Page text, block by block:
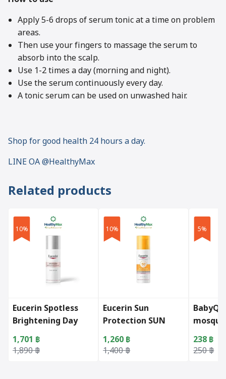
Apply 5-6 drops of serum tonic at a time on problem
areas.
Then use your fingers to massage the serum to
absorb into the scalp.
Use 1-2 times a day (morning and night).
Use the serum continuously every day.
A tonic serum can be used on unwashed hair.
Shop for good health 24 hours a day.
LINE OA @HealthyMax
Related products
10%
Eucerin Spotless
Brightening Day
Fluid UVA-UVB SPF30
50ml.
1,890฿
Original price was: 1,890 ฿.
1,701 ฿
Current price is: 1,701 ฿.
10%
Eucerin Sun
Protection SUN
SERUM SPOTLESS
BRIGHTENING
1,400฿
Original price was: 1,400 ฿.
1,260 ฿
Current price is: 1,260 ฿.
5%
serum
250฿
Original
238 ฿
Current